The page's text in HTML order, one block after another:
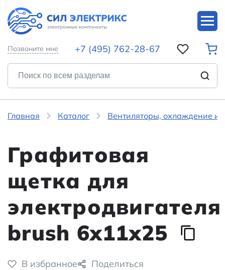
Позвоните мне +7 (495) 762-28-67
Главная Каталог Вентиляторы, охлаждение и
Графитовая
щетка для
электродвигателя
brush 6x11x25
В избранное Поделиться